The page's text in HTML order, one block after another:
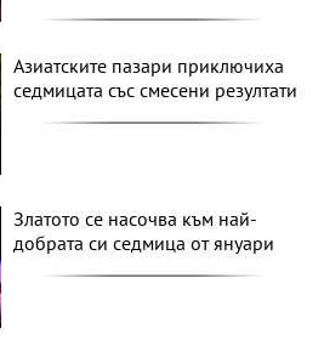
Азиатските пазари приключиха
седмицата със смесени резултати
Златото се насочва към най-
добрата си седмица от януари